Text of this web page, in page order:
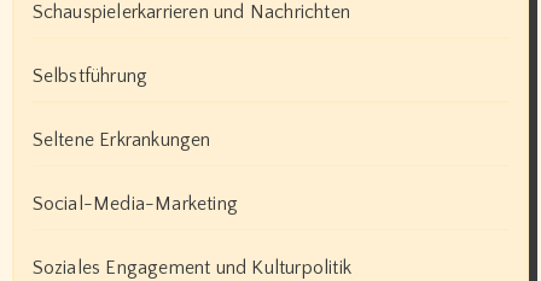
Schauspielerkarrieren und Nachrichten
Selbstführung
Seltene Erkrankungen
Social-Media-Marketing
Soziales Engagement und Kulturpolitik